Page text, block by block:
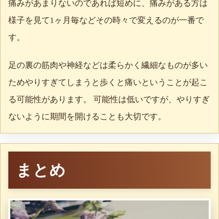
痛みがあまりないのであれば短めに、痛みがある方は
様子を見て1ヶ月毎などその時々で変えるのが一番で
す。
足の裏の筋肉や神経などは柔らかく繊細なものが多い
ためやりすぎてしまうと歩くと痛いということが起こ
る可能性があります。 可能性は低いですが、やりすぎ
ないように期間を開けることも大切です。
まとめ